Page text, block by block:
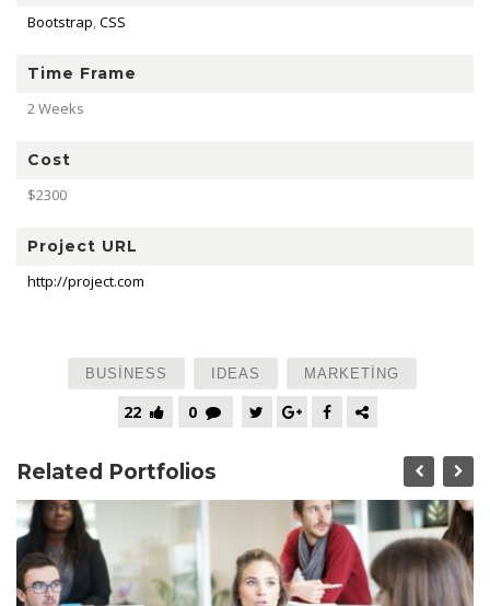
Bootstrap,CSS
Time Frame
2 Weeks
Cost
$2300
Project URL
http://project.com
BUSINESS IDEAS MARKETING
22 0
Related Portfolios